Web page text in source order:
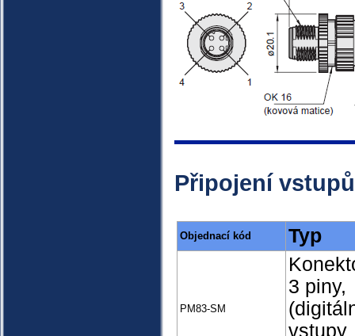
Připojení
Objednací kód Typ
PM83-SM
3 piny,
vstupy